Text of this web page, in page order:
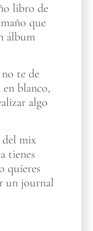
libro de
que
álbum
te de
blanco,
algo
del mix
tienes
quieres
un journal